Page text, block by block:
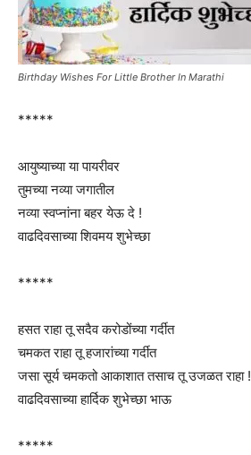
Birthday Wishes For Little Brother In Marathi
*****
आयुष्याच्या या पायरीवर
तुमच्या नव्या जगातील
नव्या स्वप्नांना बहर येऊ दे !
वाढदिवसाच्या शिवमय शुभेच्छा
*****
हसत राहा तू सदैव करोडोंच्या गर्दीत
चमकत राहा तू हजारांच्या गर्दीत
जसा सूर्य चमकतो आकाशात तसाच तू उजळत राहा !
वाढदिवसाच्या हार्दिक शुभेच्छा भाऊ
*****